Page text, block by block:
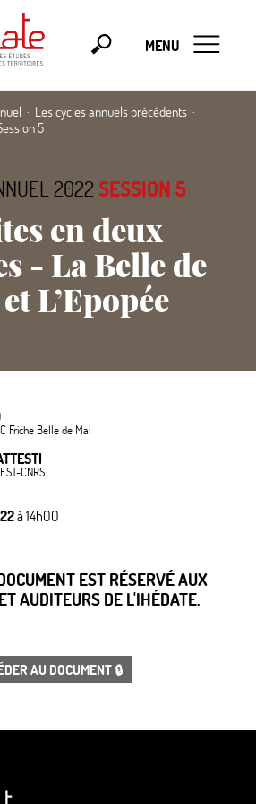
MENU
Les cycles annuels précédents
5
2022 SESSION 5
en deux
- La Belle de
L’Epopée
Friche Belle de Mai
CNRS
à 14h00
EST RÉSERVÉ AUX
AUDITEURS DE L'IHÉDATE.
AU DOCUMENT 🔒